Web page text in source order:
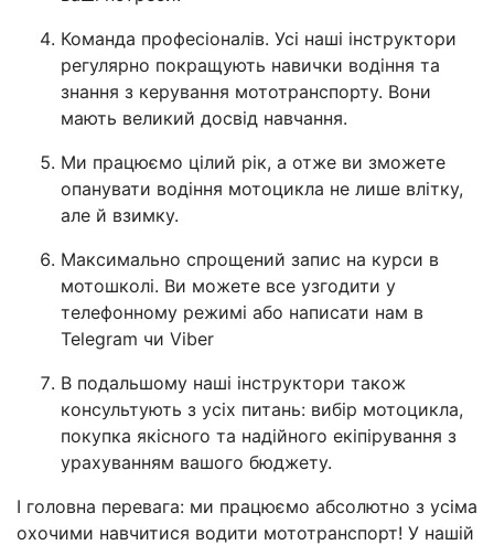
Команда професіоналів. Усі наші інструктори
регулярно покращують навички водіння та
знання з керування мототранспорту. Вони
мають великий досвід навчання.
Ми працюємо цілий рік, а отже ви зможете
опанувати водіння мотоцикла не лише влітку,
але й взимку.
Максимально спрощений запис на курси в
мотошколі. Ви можете все узгодити у
телефонному режимі або написати нам в
Telegram чи Viber
В подальшому наші інструктори також
консультують з усіх питань: вибір мотоцикла,
покупка якісного та надійного екіпірування з
урахуванням вашого бюджету.
І головна перевага: ми працюємо абсолютно з усіма
охочими навчитися водити мототранспорт! У нашій